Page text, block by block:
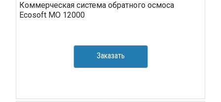
Коммерческая система обратного осмоса
Ecosoft MO 12000
Заказать